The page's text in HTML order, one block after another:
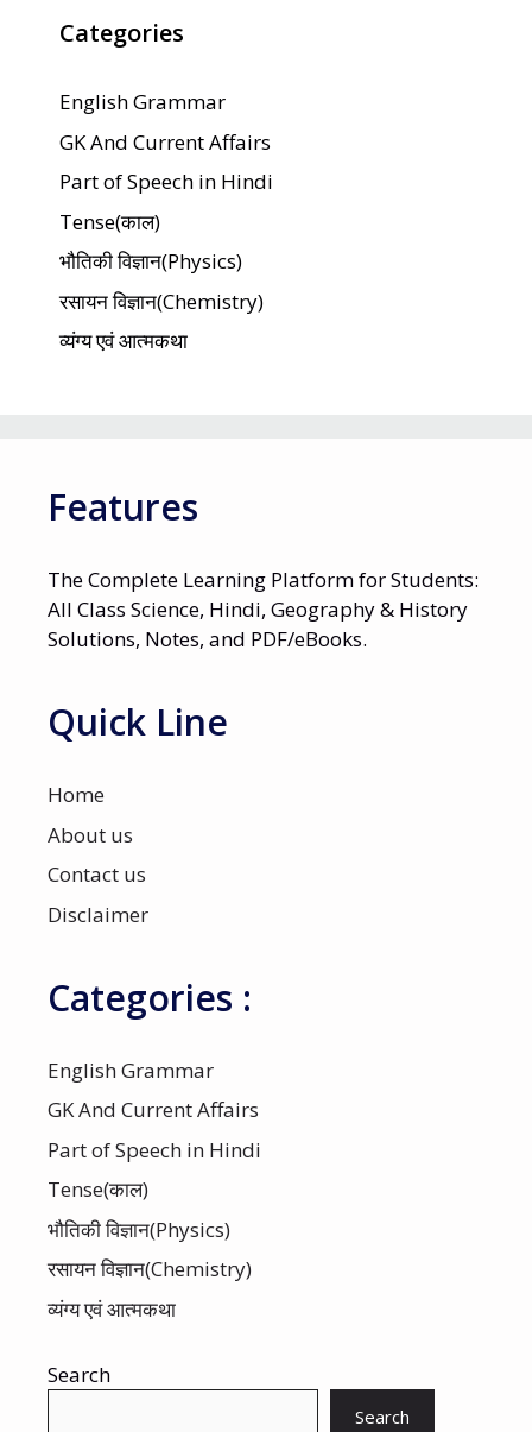
Categories
English Grammar
GK And Current Affairs
Part of Speech in Hindi
Tense(काल)
भौतिकी विज्ञान(Physics)
रसायन विज्ञान(Chemistry)
व्यंग्य एवं आत्मकथा
Features
The Complete Learning Platform for Students:
All Class Science, Hindi, Geography & History
Solutions, Notes, and PDF/eBooks.
Quick Line
Home
About us
Contact us
Disclaimer
Categories :
English Grammar
GK And Current Affairs
Part of Speech in Hindi
Tense(काल)
भौतिकी विज्ञान(Physics)
रसायन विज्ञान(Chemistry)
व्यंग्य एवं आत्मकथा
Search
Search